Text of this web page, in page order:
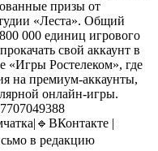
призы от
«Леста». Общий
000 единиц игрового
свой аккаунт в
«Игры Ростелеком», где
на премиум-аккаунты,
онлайн-игры.
|
в редакцию